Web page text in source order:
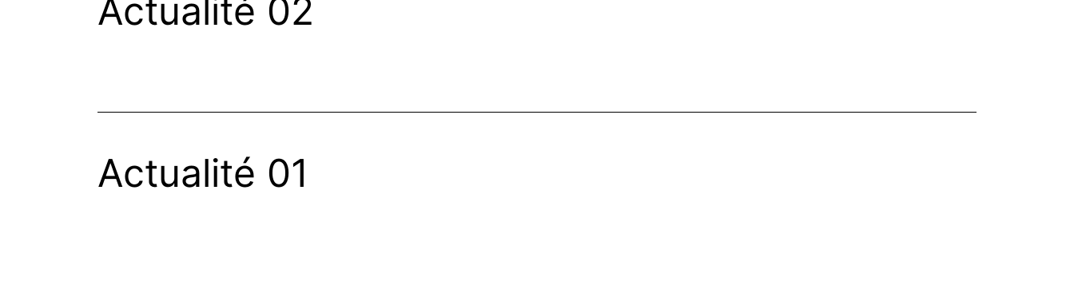
Actualité 02
Actualité 01